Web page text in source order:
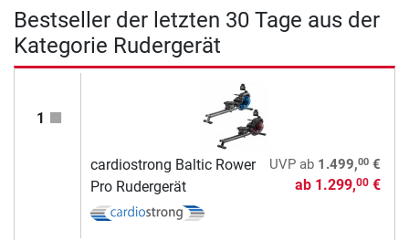
Bestseller der letzten 30 Tage aus der
Kategorie Rudergerät
1
cardiostrong Baltic Rower
Pro Rudergerät
UVPab 1.499,00€
ab 1.299,00€